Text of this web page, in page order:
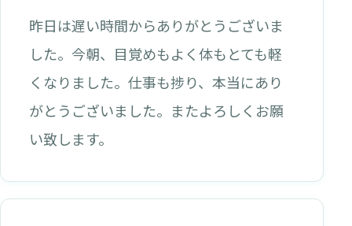
昨日は遅い時間からありがとうございま
した。今朝、目覚めもよく体もとても軽
くなりました。仕事も捗り、本当にあり
がとうございました。またよろしくお願
い致します。